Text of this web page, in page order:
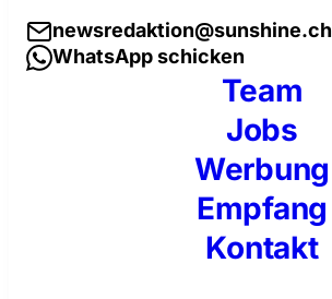
newsredaktion@sunshine.ch
WhatsApp schicken
Team
Jobs
Werbung
Empfang
Kontakt